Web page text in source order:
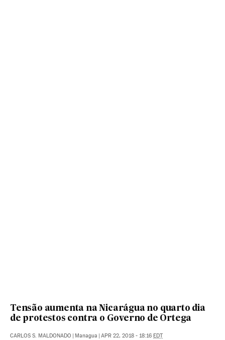
Tensão aumenta na Nicarágua no quarto dia
de protestos contra o Governo de Ortega
CARLOS S. MALDONADO Managua APR 22, 2018 - 18:16 EDT